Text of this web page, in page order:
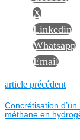
X
Linkedin
Whatsapp
Email
DE
article précédent
Concrétisation
méthane en